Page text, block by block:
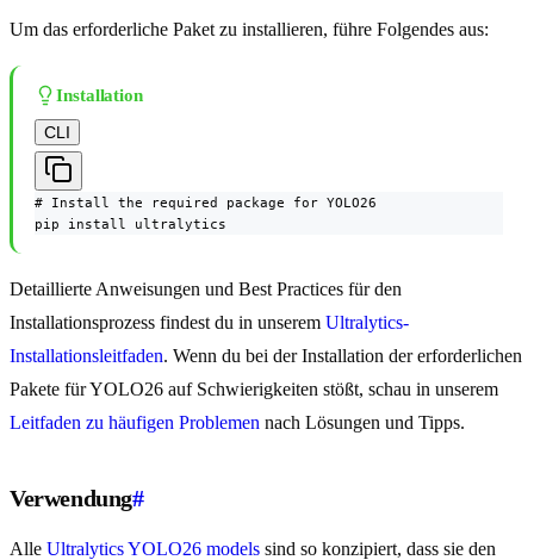
Um das erforderliche Paket zu installieren, führe Folgendes aus:
Installation
CLI
# Install the required package for YOLO26
pip install ultralytics
Detaillierte Anweisungen und Best Practices für den
Installationsprozess findest du in unserem Ultralytics-
Installationsleitfaden. Wenn du bei der Installation der erforderlichen
Pakete für YOLO26 auf Schwierigkeiten stößt, schau in unserem
Leitfaden zu häufigen Problemen nach Lösungen und Tipps.
Verwendung#
Alle Ultralytics YOLO26 models sind so konzipiert, dass sie den